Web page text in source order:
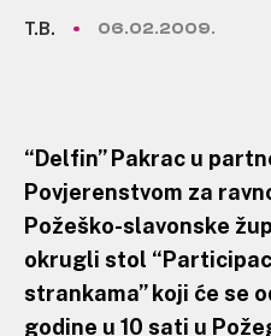
T.B. 06.02.2009.
“Delfin” Pakrac u
Povjerenstvom za
Požeško-slavonske
okrugli stol
strankama” koji će se
godine u 10 sati u